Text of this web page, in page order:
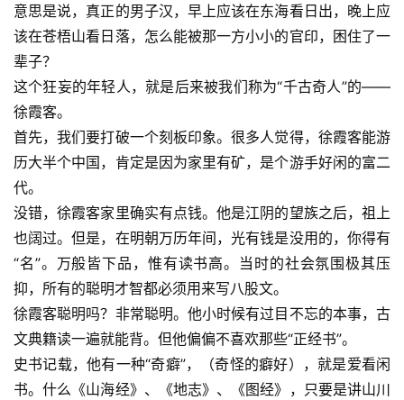
意思是说，真正的男子汉，早上应该在东海看日出，晚上应
该在苍梧山看日落，怎么能被那一方小小的官印，困住了一
辈子？
这个狂妄的年轻人，就是后来被我们称为“千古奇人”的——
徐霞客。
首先，我们要打破一个刻板印象。很多人觉得，徐霞客能游
历大半个中国，肯定是因为家里有矿，是个游手好闲的富二
代。
没错，徐霞客家里确实有点钱。他是江阴的望族之后，祖上
也阔过。但是，在明朝万历年间，光有钱是没用的，你得有
“名”。万般皆下品，惟有读书高。当时的社会氛围极其压
抑，所有的聪明才智都必须用来写八股文。
徐霞客聪明吗？非常聪明。他小时候有过目不忘的本事，古
文典籍读一遍就能背。但他偏偏不喜欢那些“正经书”。
史书记载，他有一种“奇癖”，（奇怪的癖好），就是爱看闲
书。什么 《山海经》 、《地志》、《图经》，只要是讲山川